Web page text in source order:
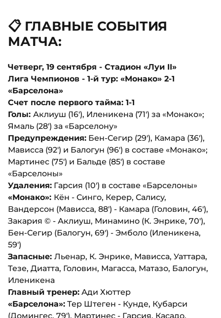
📋 ГЛАВНЫЕ СОБЫТИЯ
МАТЧА:
Четверг, 19 сентября - Стадион «Луи II»
Лига Чемпионов - 1-й тур: «Монако» 2-1
«Барселона»
Счет после первого тайма: 1-1
Голы: Аклиуш (16'), Иленикена (71') за «Монако»;
Ямаль (28') за «Барселону»
Предупреждения: Бен-Сегир (29'), Камара (36'),
Мависса (92') и Балогун (96') в составе «Монако»;
Мартинес (75') и Бальде (85') в составе
«Барселоны»
Удаления: Гарсия (10') в составе «Барселоны»
«Монако»: Кён - Синго, Керер, Салису,
Вандерсон (Мависса, 88') - Камара (Головин, 46'),
Закария ©️ - Аклиуш, Минамино (К. Энрике, 70'),
Бен-Сегир (Балогун, 69') - Эмболо (Иленикена,
59')
Запасные: Льенар, К. Энрике, Мависса, Уаттара,
Тезе, Диатта, Головин, Магасса, Матазо, Балогун,
Иленикена
Главный тренер: Ади Хюттер
«Барселона»: Тер Штеген - Кунде, Кубарси
(Домингес, 79'), Мартинес - Гарсия, Касадо,